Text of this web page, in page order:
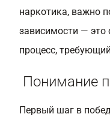
наркотика, важно
зависимости —
процесс,
Понимание
Первый шаг в